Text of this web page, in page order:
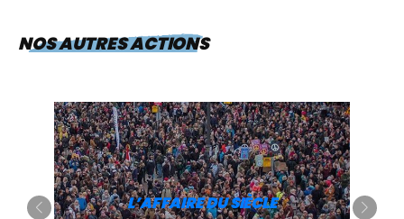
NOS AUTRES ACTIONS
L’AFFAIRE DU SIÈCLE